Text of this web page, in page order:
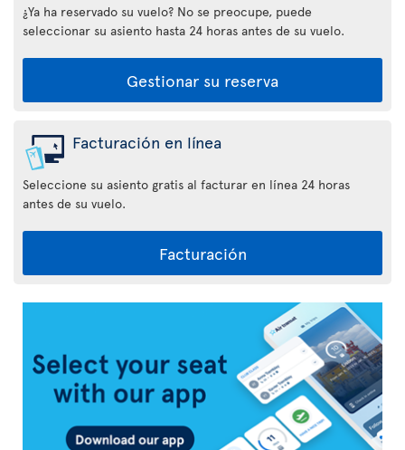
¿Ya ha reservado su vuelo? No se preocupe, puede
seleccionar su asiento hasta 24 horas antes de su vuelo.
Gestionar su reserva
Facturación en línea
Seleccione su asiento gratis al facturar en línea 24 horas
antes de su vuelo.
Facturación
Transat